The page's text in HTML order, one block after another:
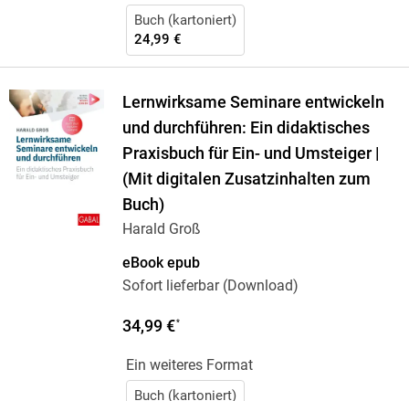
Buch (kartoniert)
24,99 €
Lernwirksame Seminare entwickeln
und durchführen: Ein didaktisches
Praxisbuch für Ein- und Umsteiger |
(Mit digitalen Zusatzinhalten zum
Buch)
Harald Groß
eBook epub
Sofort lieferbar (Download)
34,99 €*
Ein weiteres Format
Buch (kartoniert)